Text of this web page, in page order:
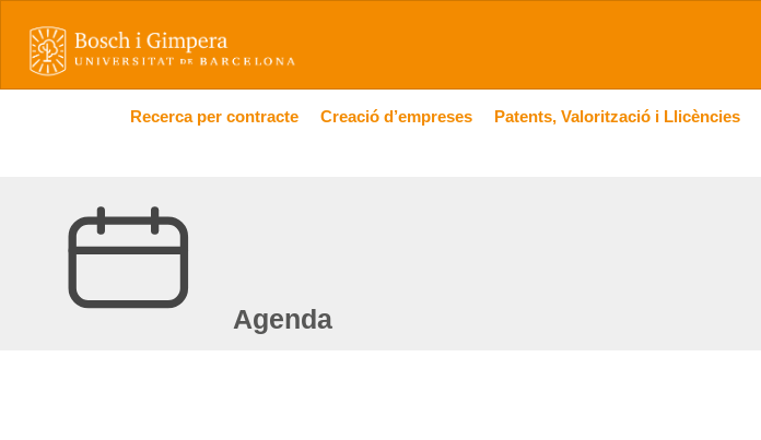
Recerca per contracte Creació d’empreses Patents, Valorització i Llicències
Agenda